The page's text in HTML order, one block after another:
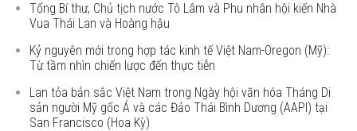
Tổng Bí thư, Chủ tịch nước Tô Lâm và Phu nhân hội kiến Nhà
Vua Thái Lan và Hoàng hậu
Kỷ nguyên mới trong hợp tác kinh tế Việt Nam-Oregon (Mỹ):
Từ tầm nhìn chiến lược đến thực tiễn
Lan tỏa bản sắc Việt Nam trong Ngày hội văn hóa Tháng Di
sản người Mỹ gốc Á và các Đảo Thái Bình Dương (AAPI) tại
San Francisco (Hoa Kỳ)